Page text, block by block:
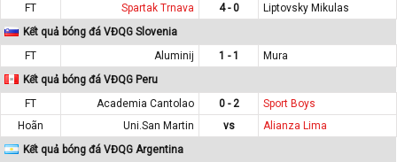
FT
Spartak Trnava 4 - 0
Liptovsky Mikulas
Kết quả bóng đá VĐQG Slovenia
FT
Aluminij 1 - 1
Mura
Kết quả bóng đá VĐQG Peru
FT
Academia Cantolao 0 - 2
Sport Boys
Hoãn
Uni.San Martin vs
Alianza Lima
Kết quả bóng đá VĐQG Argentina